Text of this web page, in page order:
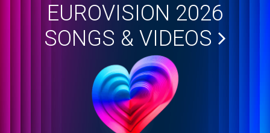
EUROVISION 2026
SONGS & VIDEOS